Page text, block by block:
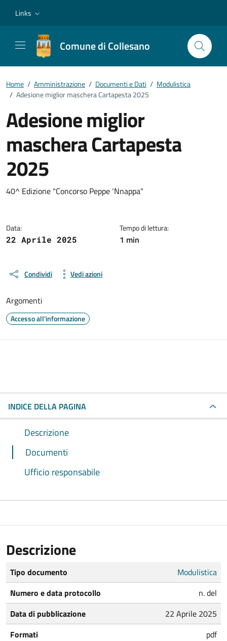
Links
Comune di Collesano
Home / Amministrazione / Documenti e Dati / Modulistica
/ Adesione miglior maschera Cartapesta 2025
Adesione miglior
maschera Cartapesta
2025
Dettagli del documento
40^ Edizione "Concorso Peppe ‘Nnappa"
Data:
22 Aprile 2025
Tempo di lettura:
1 min
Condividi Vedi azioni
Argomenti
Accesso all'informazione
INDICE DELLA PAGINA
Descrizione
Documenti
Ufficio responsabile
Descrizione
Tipo documento
Modulistica
Numero e data protocollo
n. del
Data di pubblicazione
22 Aprile 2025
Formati
pdf